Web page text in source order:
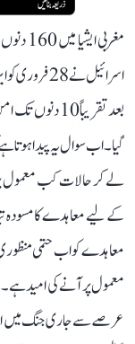
مغربی
اسرائیل
بعد تقریباً 10
گیا۔ اب سوال یہ پیدا ہوتا
لے کر حالات کب معمول
کے لیے معاہدے کا مسودہ
معاہدے کو اب حتمی منظوری
معمول پر آنے کی امید
عرصے سے جاری جنگ میں